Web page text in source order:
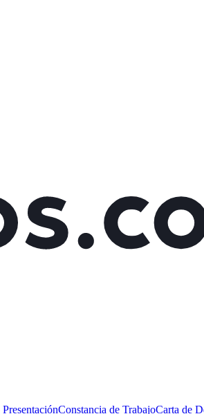
Constancia de TrabajoCarta de